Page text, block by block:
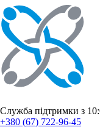
Служба підтримки з
+380 (67) 722-96-45